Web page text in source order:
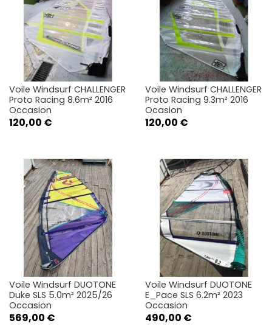
Voile Windsurf CHALLENGER
Proto Racing 8.6m² 2016
Occasion
Prix
120,00 €
Voile Windsurf CHALLENGER
Proto Racing 9.3m² 2016
Ocasion
Prix
120,00 €
Voile Windsurf DUOTONE
Duke SLS 5.0m² 2025/26
Occasion
Prix
569,00 €
Voile Windsurf DUOTONE
E_Pace SLS 6.2m² 2023
Occasion
Prix
490,00 €